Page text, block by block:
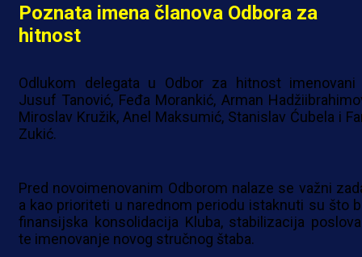
Poznata imena članova Odbora za
hitnost
Odlukom delegata u Odbor za hitnost
Jusuf Tanović, Feđa Morankić, Arman
Miroslav Kružik, Anel Maksumić, Stanislav Ćubela i
Zukić.
Pred novoimenovanim Odborom nalaze se važni
a kao prioriteti u narednom periodu istaknuti su što
finansijska konsolidacija Kluba, stabilizacija
te imenovanje novog stručnog štaba.